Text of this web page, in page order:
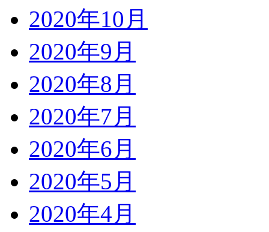
2020年10月
2020年9月
2020年8月
2020年7月
2020年6月
2020年5月
2020年4月